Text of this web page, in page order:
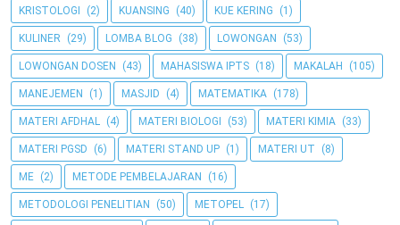
KRISTOLOGI (2) KUANSING (40) KUE KERING (1)
KULINER (29) LOMBA BLOG (38) LOWONGAN (53)
LOWONGAN DOSEN (43) MAHASISWA IPTS (18) MAKALAH (105)
MANEJEMEN (1) MASJID (4) MATEMATIKA (178)
MATERI AFDHAL (4) MATERI BIOLOGI (53) MATERI KIMIA (33)
MATERI PGSD (6) MATERI STAND UP (1) MATERI UT (8)
ME (2) METODE PEMBELAJARAN (16)
METODOLOGI PENELITIAN (50) METOPEL (17)